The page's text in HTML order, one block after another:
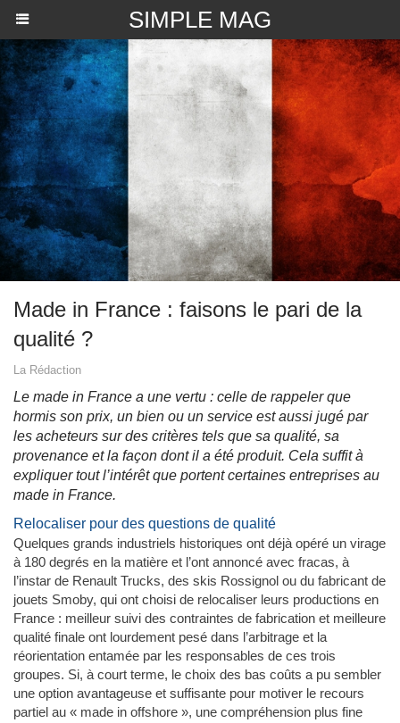
SIMPLE MAG
Made in France : faisons le pari de la
qualité ?
La Rédaction
Le made in France a une vertu : celle de rappeler que
hormis son prix, un bien ou un service est aussi jugé par
les acheteurs sur des critères tels que sa qualité, sa
provenance et la façon dont il a été produit. Cela suffit à
expliquer tout l’intérêt que portent certaines entreprises au
made in France.
Relocaliser pour des questions de qualité
Quelques grands industriels historiques ont déjà opéré un virage
à 180 degrés en la matière et l’ont annoncé avec fracas, à
l’instar de Renault Trucks, des skis Rossignol ou du fabricant de
jouets Smoby, qui ont choisi de relocaliser leurs productions en
France : meilleur suivi des contraintes de fabrication et meilleure
qualité finale ont lourdement pesé dans l’arbitrage et la
réorientation entamée par les responsables de ces trois
groupes. Si, à court terme, le choix des bas coûts a pu sembler
une option avantageuse et suffisante pour motiver le recours
partiel au « made in offshore », une compréhension plus fine